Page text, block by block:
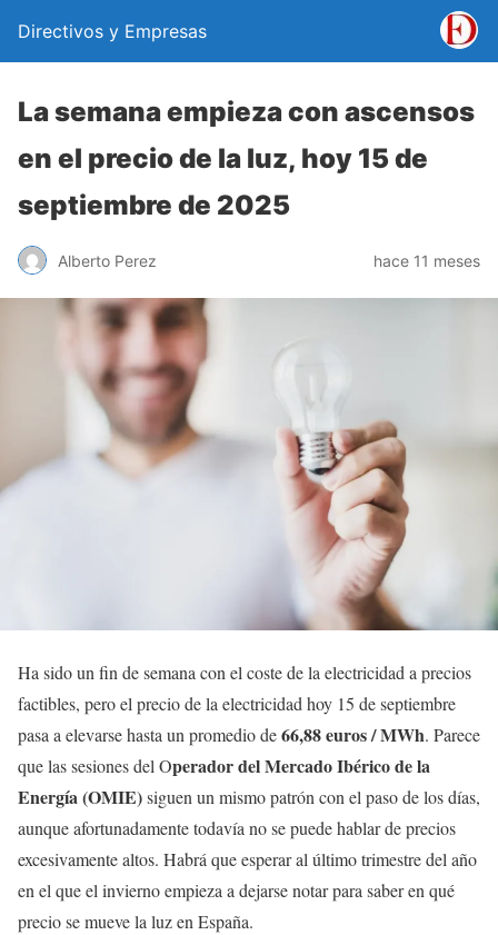
Directivos y Empresas
La semana empieza con ascensos
en el precio de la luz, hoy 15 de
septiembre de 2025
Alberto Perez hace 11 meses
Ha sido un fin de semana con el coste de la electricidad a precios
factibles, pero el precio de la electricidad hoy 15 de septiembre
pasa a elevarse hasta un promedio de66,88 euros / MWh. Parece
que las sesiones del Operador del Mercado Ibérico de la
Energía (OMIE)siguen un mismo patrón con el paso de los días,
aunque afortunadamente todavía no se puede hablar de precios
excesivamente altos. Habrá que esperar al último trimestre del año
en el que el invierno empieza a dejarse notar para saber en qué
precio se mueve la luz en España.